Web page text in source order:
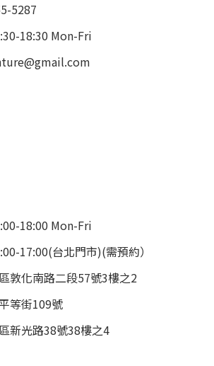
5287
18:30 Mon-Fri
18:00 Mon-Fri
台北門市)(需預約）
敦化南路二段57號3樓之2
等街109號
新光路38號38樓之4